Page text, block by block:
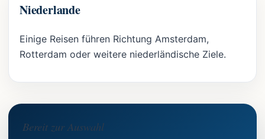
Niederlande
Einige Reisen führen Richtung Amsterdam,
Rotterdam oder weitere niederländische Ziele.
Bereit zur Auswahl